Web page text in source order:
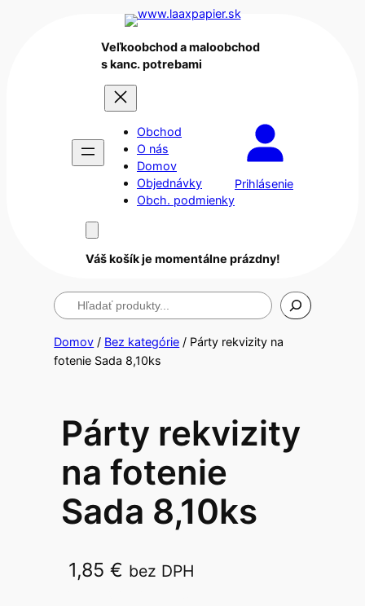
Veľkoobchod a maloobchod
s kanc. potrebami
Obchod
O nás
Domov
Objednávky
Obch. podmienky
Prihlásenie
Váš košík je momentálne prázdny!
Hľadanie
Domov / Bez kategórie / Párty rekvizity na
fotenie Sada 8,10ks
Párty rekvizity
na fotenie
Sada 8,10ks
1,85€ bez DPH